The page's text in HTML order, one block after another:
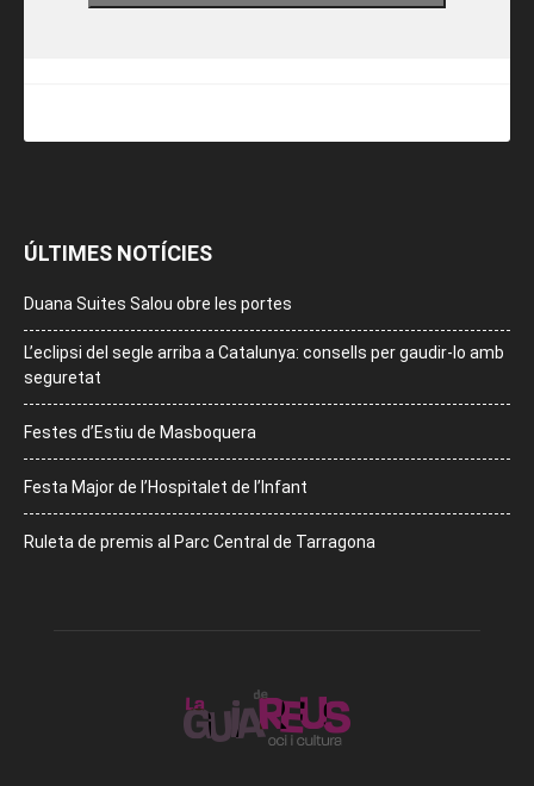
ÚLTIMES NOTÍCIES
Duana Suites Salou obre les portes
L’eclipsi del segle arriba a Catalunya: consells per gaudir-lo amb
seguretat
Festes d’Estiu de Masboquera
Festa Major de l’Hospitalet de l’Infant
Ruleta de premis al Parc Central de Tarragona